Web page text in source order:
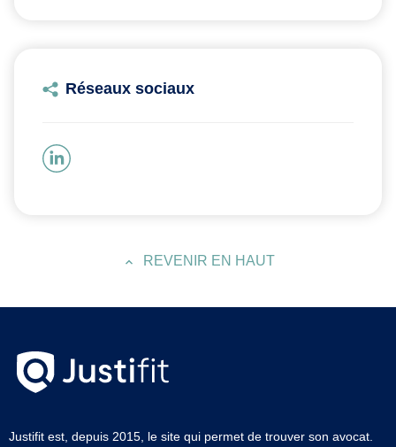
Réseaux sociaux
REVENIR EN HAUT
Justifit est, depuis 2015, le site qui permet de trouver son avocat.